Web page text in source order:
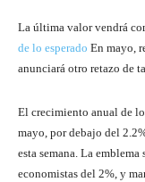
La última valor vendrá
de lo esperado En mayo,
anunciará otro retazo de
El crecimiento anual de
mayo, por debajo del
esta semana. La
economistas del 2%, y